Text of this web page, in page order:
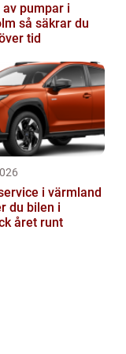
pumpar i
du
tid
i värmland
du bilen i
året runt